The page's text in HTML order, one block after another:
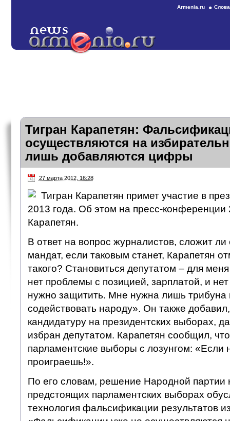
Armenia.ru
Тигран Карапетян:
осуществляются на
лишь добавляются цифры
27 марта 2012, 16:28
Тигран Карапетян примет участие в
2013 года. Об этом на пресс-конференции
Карапетян.
В ответ на вопрос журналистов, сложит ли
мандат, если таковым станет, Карапетян
такого? Становиться депутатом – для
нет проблемы с позицией, зарплатой, и
нужно защитить. Мне нужна лишь трибуна
содействовать народу». Он также
кандидатуру на президентских выборах,
избран депутатом. Карапетян сообщил,
парламентские выборы с лозунгом: «Если
проиграешь!».
По его словам, решение Народной партии
предстоящих парламентских выборах
технология фальсификации результатов